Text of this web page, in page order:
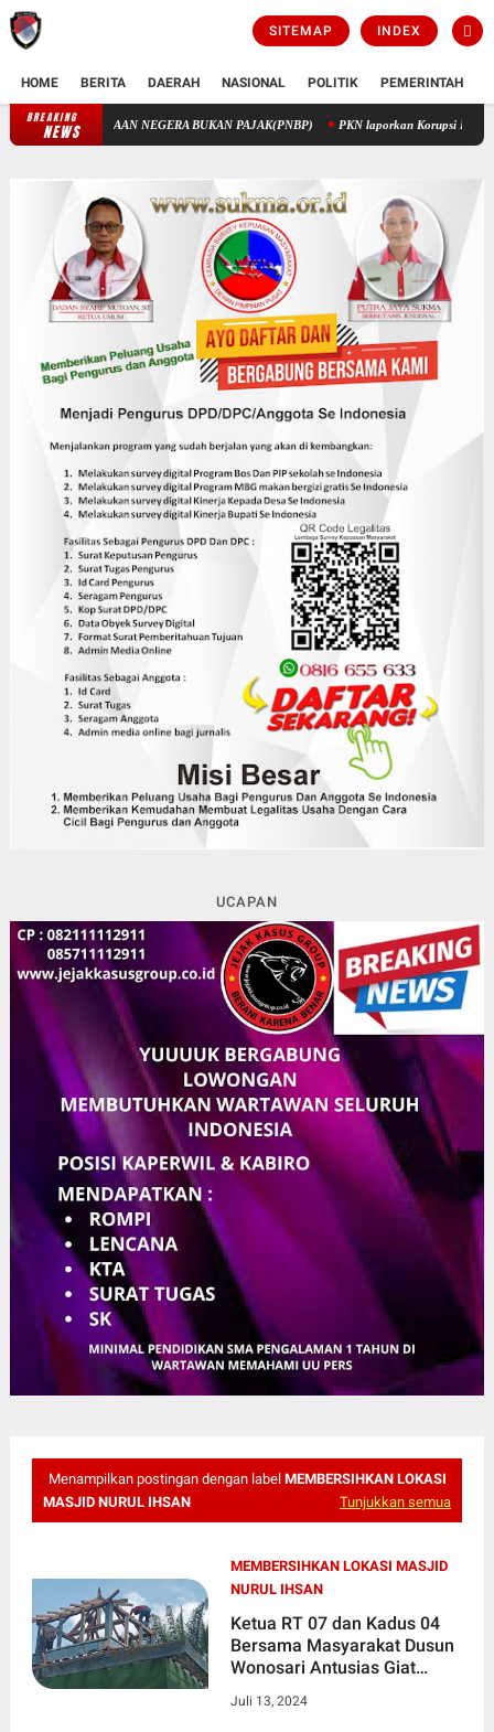
SITEMAP INDEX
HOME BERITA DAERAH NASIONAL POLITIK PEMERINTAH
BREAKING
NEWS PENGELOLAAN KEUANGAN STIK MELALUI PENERIMAAN NEGERA
UCAPAN
Menampilkan postingan dengan label MEMBERSIHKAN LOKASI
MASJID NURUL IHSAN
Tunjukkan semua
MEMBERSIHKAN LOKASI MASJID
NURUL IHSAN
Ketua RT 07 dan Kadus 04
Bersama Masyarakat Dusun
Wonosari Antusias Giat
Juli 13, 2024